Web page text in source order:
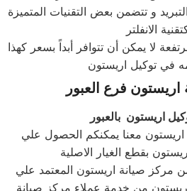
و تتضمن بعض التقنيات المتميزة
لا يمكن أن تتوافر أبداً بسعر كهذا
في توكيل اريستون
فرع العبور
اريستون بالعبور
بقطع الغيار الاصلية
مركز صيانة اريستون المعتمد علي
من خدمة عملاء مركز صيانة